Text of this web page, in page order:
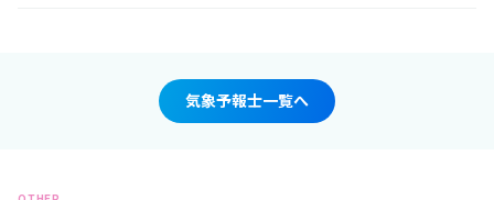
気象予報士一覧へ